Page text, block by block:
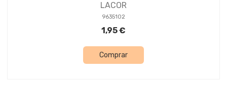
LACOR
9635102
1,95 €
Comprar